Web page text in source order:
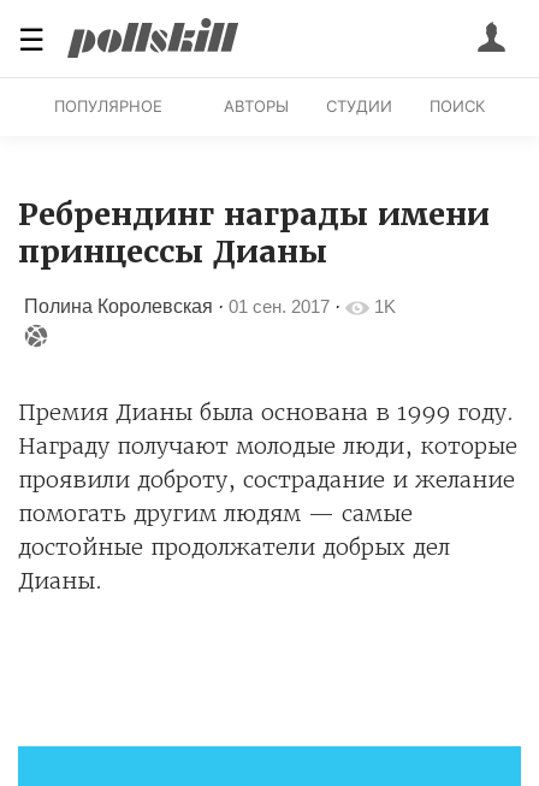
☰
ПОПУЛЯРНОЕ АВТОРЫ СТУДИИ ПОИСК
Ребрендинг награды имени
принцессы Дианы
Полина Королевская · 01 сен. 2017 · 1K
Премия Дианы была основана в 1999 году.
Награду получают молодые люди, которые
проявили доброту, сострадание и желание
помогать другим людям — самые
достойные продолжатели добрых дел
Дианы.